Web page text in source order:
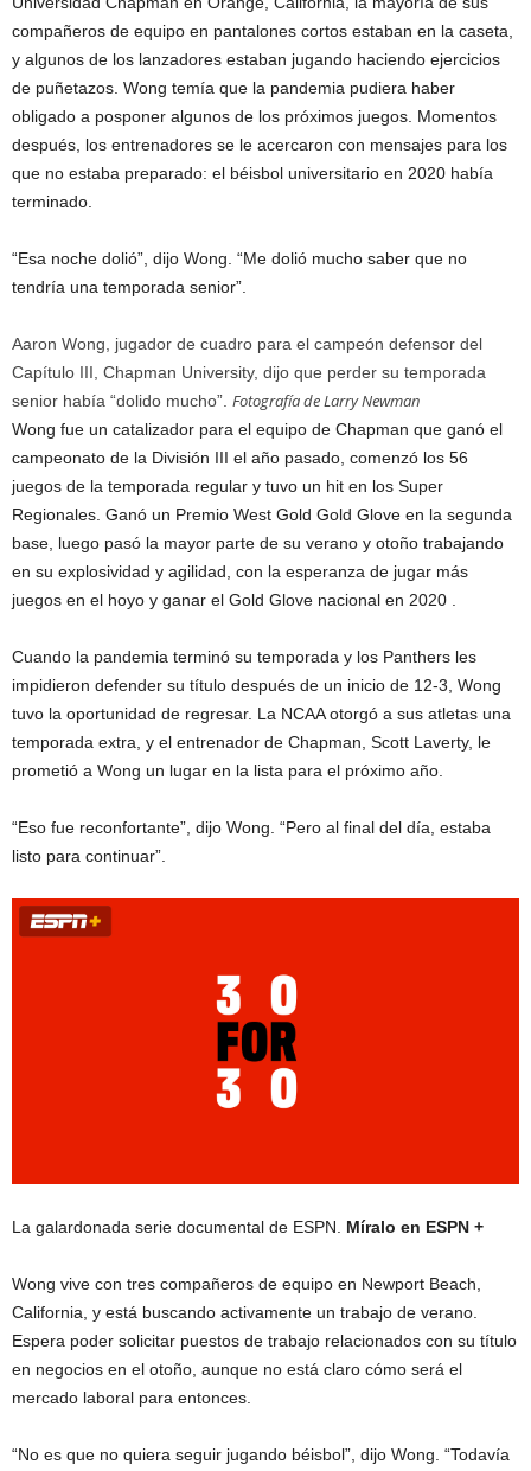
compañeros de equipo en pantalones cortos estaban en la caseta,
y algunos de los lanzadores estaban jugando haciendo ejercicios
de puñetazos. Wong temía que la pandemia pudiera haber
obligado a posponer algunos de los próximos juegos. Momentos
después, los entrenadores se le acercaron con mensajes para los
que no estaba preparado: el béisbol universitario en 2020 había
terminado.
“Esa noche dolió”, dijo Wong. “Me dolió mucho saber que no
tendría una temporada senior”.
Aaron Wong, jugador de cuadro para el campeón defensor del
Capítulo III, Chapman University, dijo que perder su temporada
senior había “dolido mucho”. Fotografía de Larry Newman
Wong fue un catalizador para el equipo de Chapman que ganó el
campeonato de la División III el año pasado, comenzó los 56
juegos de la temporada regular y tuvo un hit en los Super
Regionales. Ganó un Premio West Gold Gold Glove en la segunda
base, luego pasó la mayor parte de su verano y otoño trabajando
en su explosividad y agilidad, con la esperanza de jugar más
juegos en el hoyo y ganar el Gold Glove nacional en 2020 .
Cuando la pandemia terminó su temporada y los Panthers les
impidieron defender su título después de un inicio de 12-3, Wong
tuvo la oportunidad de regresar. La NCAA otorgó a sus atletas una
temporada extra, y el entrenador de Chapman, Scott Laverty, le
prometió a Wong un lugar en la lista para el próximo año.
“Eso fue reconfortante”, dijo Wong. “Pero al final del día, estaba
listo para continuar”.
La galardonada serie documental de ESPN. Míralo en ESPN +
Wong vive con tres compañeros de equipo en Newport Beach,
California, y está buscando activamente un trabajo de verano.
Espera poder solicitar puestos de trabajo relacionados con su título
en negocios en el otoño, aunque no está claro cómo será el
mercado laboral para entonces.
“No es que no quiera seguir jugando béisbol”, dijo Wong. “Todavía